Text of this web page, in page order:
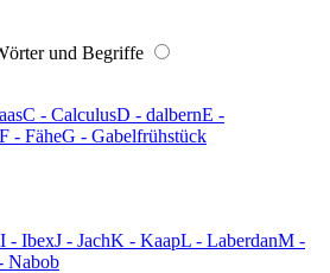
und Begriffe
C - CalculusD - dalbernE -
F - FäheG - Gabelfrühstück
I - IbexJ - JachK - KaapL - LaberdanM -
Nabob